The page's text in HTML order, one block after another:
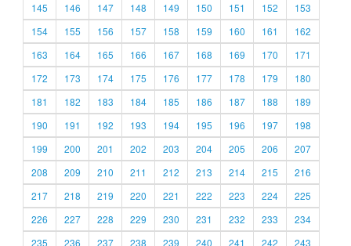
145
146 147 148 149 150 151 152
153
154
155 156 157 158 159 160 161
162
163
164 165 166 167 168 169 170
171
172
173 174 175 176 177 178 179
180
181
182 183 184 185 186 187 188
189
190
191 192 193 194 195 196 197
198
199
200 201 202 203 204 205 206
207
208
209 210 211 212 213 214 215
216
217
218 219 220 221 222 223 224
225
226
227 228 229 230 231 232 233
234
235
236 237 238 239 240 241 242 243